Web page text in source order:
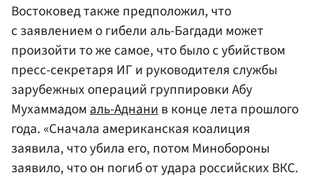
Востоковед также предположил, что
с заявлением о гибели аль-Багдади может
произойти то же самое, что было с убийством
пресс-секретаря ИГ и руководителя службы
зарубежных операций группировки Абу
Мухаммадом аль-Аднани в конце лета прошлого
года. «Сначала американская коалиция
заявила, что убила его, потом Минобороны
заявило, что он погиб от удара российских ВКС.